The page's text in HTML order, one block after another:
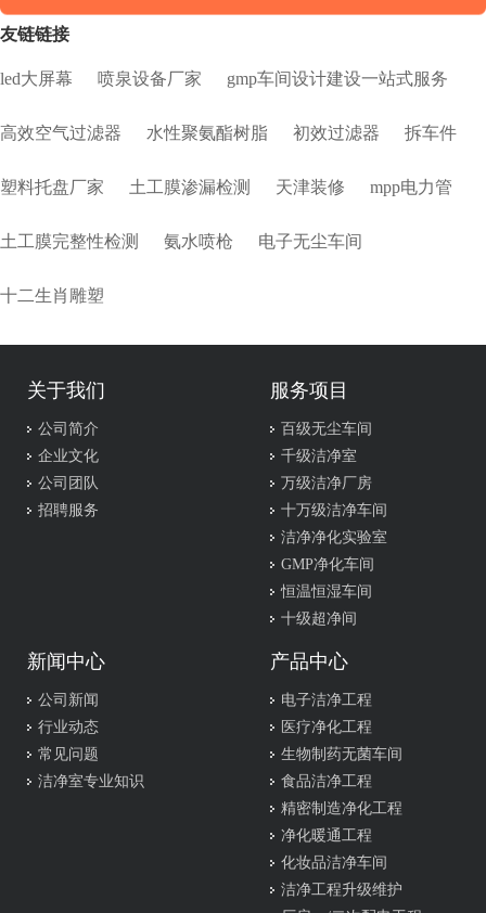
友链链接
led大屏幕 喷泉设备厂家 gmp车间设计建设一站式服务
高效空气过滤器 水性聚氨酯树脂 初效过滤器 拆车件
塑料托盘厂家 土工膜渗漏检测 天津装修 mpp电力管
土工膜完整性检测 氨水喷枪 电子无尘车间
十二生肖雕塑
关于我们
公司简介
企业文化
公司团队
招聘服务
服务项目
百级无尘车间
千级洁净室
万级洁净厂房
十万级洁净车间
洁净净化实验室
GMP净化车间
恒温恒湿车间
十级超净间
新闻中心
公司新闻
行业动态
常见问题
洁净室专业知识
产品中心
电子洁净工程
医疗净化工程
生物制药无菌车间
食品洁净工程
精密制造净化工程
净化暖通工程
化妆品洁净车间
洁净工程升级维护